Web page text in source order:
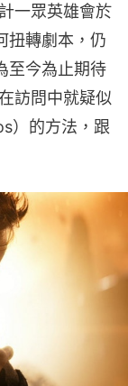
一眾英雄會於
扭轉劇本，仍
至今為止期待
訪問中就疑似
）的方法，跟